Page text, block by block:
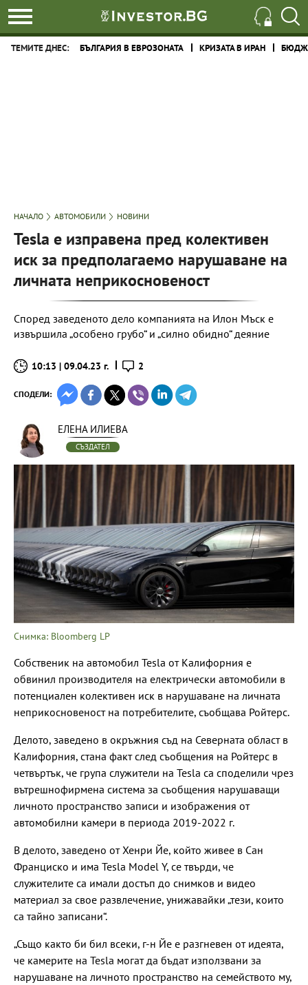
ТЕМИТЕ ДНЕС: БЪЛГАРИЯ В ЕВРОЗОНАТА КРИЗАТА В ИРАН
НАЧАЛО АВТОМОБИЛИ НОВИНИ
Tesla е изправена пред колективен
иск за предполагаемо нарушаване на
личната неприкосновеност
Според заведеното дело компанията на Илон Мъск е
извършила „особено грубо“ и „силно обидно“ деяние
10:13 | 09.04.23 г. 2
СПОДЕЛИ:
ЕЛЕНА ИЛИЕВА
СЪЗДАТЕЛ
Снимка: Bloomberg LP
Собственик на автомобил Tesla от Калифорния е
обвинил производителя на електрически автомобили в
потенциален колективен иск в нарушаване на личната
неприкосновеност на потребителите, съобщава Ройтерс.
Делото, заведено в окръжния съд на Северната област в
Калифорния, стана факт след съобщения на Ройтерс в
четвъртък, че група служители на Tesla са споделили чрез
вътрешнофирмена система за съобщения нарушаващи
личното пространство записи и изображения от
автомобилни камери в периода 2019-2022 г.
В делото, заведено от Хенри Йе, който живее в Сан
Франциско и има Tesla Model Y, се твърди, че
служителите са имали достъп до снимков и видео
материал за свое развлечение, унижавайки „тези, които
са тайно записани“.
„Също както би бил всеки, г-н Йе е разгневен от идеята,
че камерите на Tesla могат да бъдат използвани за
нарушаване на личното пространство на семейството му,